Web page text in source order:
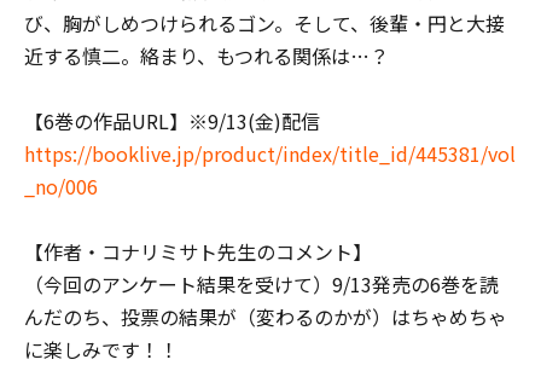
び、胸がしめつけられるゴン。そして、後輩・円と大接
近する慎二。絡まり、もつれる関係は…？
【6巻の作品URL】※9/13(金)配信
https://booklive.jp/product/index/title_id/445381/vol
_no/006
【作者・コナリミサト先生のコメント】
（今回のアンケート結果を受けて）9/13発売の6巻を読
んだのち、投票の結果が（変わるのかが）はちゃめちゃ
に楽しみです！！